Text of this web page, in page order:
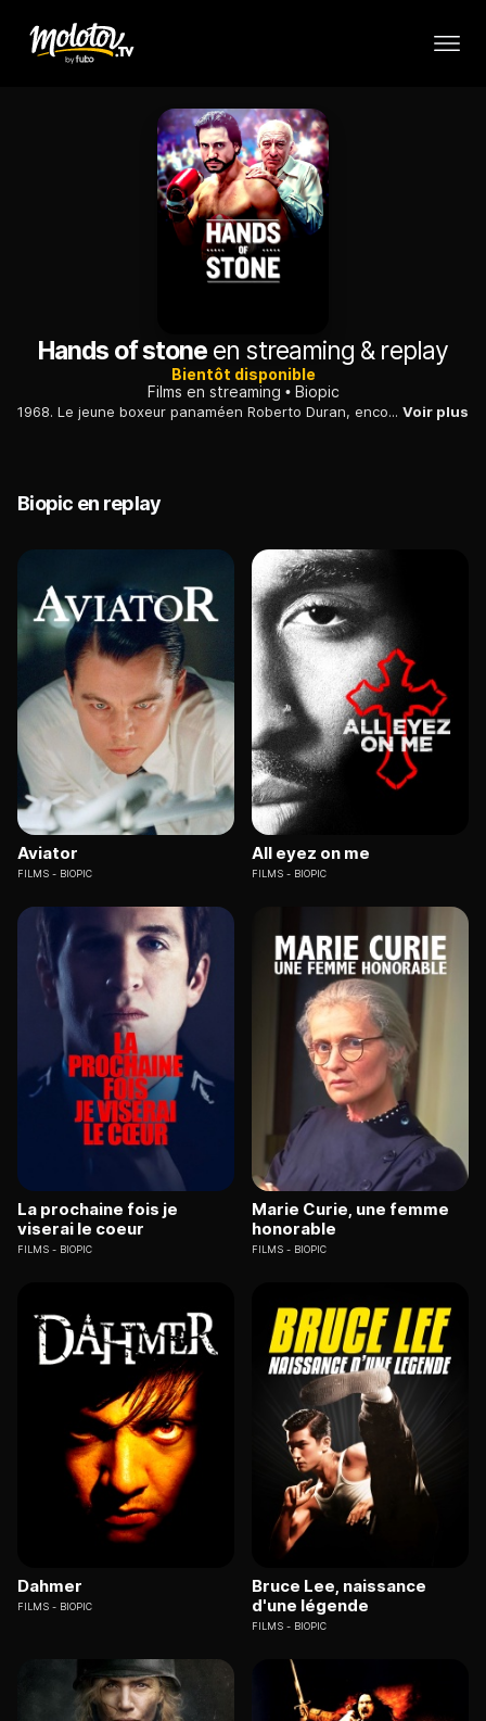
Hands of stone en streaming & replay
Bientôt disponible
Films en streaming
Biopic
1968. Le jeune boxeur panaméen Roberto Duran, encore adolescents, débute sa carrière professionnelle. Le champion Ray Arcel, impressionné par ses qualités, le prend sous son aile... Voir plus
Biopic en replay
Aviator
FILMS BIOPIC
All eyez on me
FILMS BIOPIC
La prochaine fois je
viserai le coeur
FILMS BIOPIC
Marie Curie, une femme
honorable
FILMS BIOPIC
Dahmer
FILMS BIOPIC
Bruce Lee, naissance
d'une légende
FILMS BIOPIC